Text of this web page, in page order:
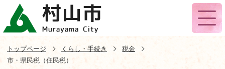
トップページ くらし・手続き
税金
市・県民税（住民税）